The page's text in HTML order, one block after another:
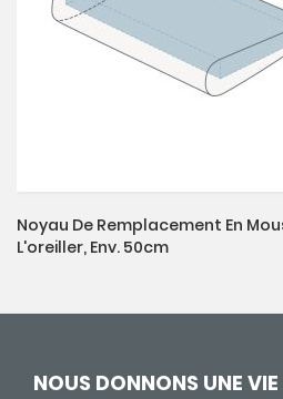
Noyau De Remplacement En
L'oreiller, Env. 50cm
NOUS DONNONS UNE VIE